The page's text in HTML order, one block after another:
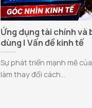
Ứng dụng tài chính và
dùng | Vấn đề kinh tế
Sự phát triển mạnh mẽ
làm thay đổi cách...